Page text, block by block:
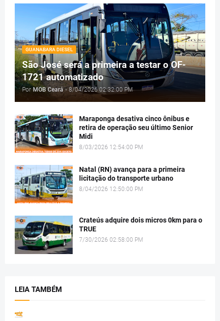
GUANABARA DIESEL
São José será a primeira a testar o OF-
1721 automatizado
Por MOB Ceará - 8/04/2026 02:32:00 PM
Maraponga desativa cinco ônibus e
retira de operação seu último Senior
Midi
8/03/2026 12:54:00 PM
Natal (RN) avança para a primeira
licitação do transporte urbano
8/04/2026 12:50:00 PM
Crateús adquire dois micros 0km para o
TRUE
7/30/2026 02:58:00 PM
LEIA TAMBÉM